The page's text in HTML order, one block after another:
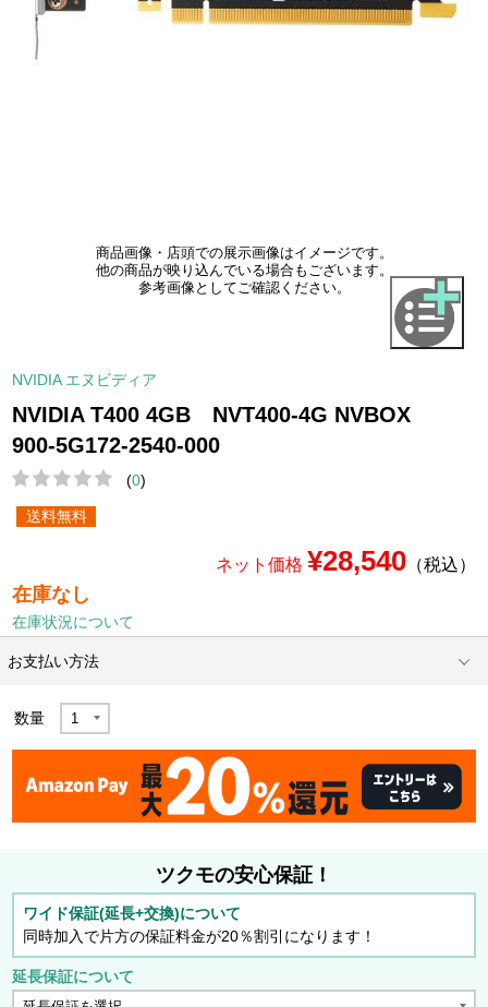
商品画像・店頭での展示画像はイメージです。
他の商品が映り込んでいる場合もございます。
参考画像としてご確認ください。
NVIDIA エヌビディア
NVIDIA T400 4GB NVT400-4G NVBOX
900-5G172-2540-000
(0)
送料無料
ネット価格 ¥28,540（税込）
在庫なし
在庫状況について
お支払い方法
数量
ツクモの安心保証！
ワイド保証(延長+交換)について
同時加入で片方の保証料金が20％割引になります！
延長保証について